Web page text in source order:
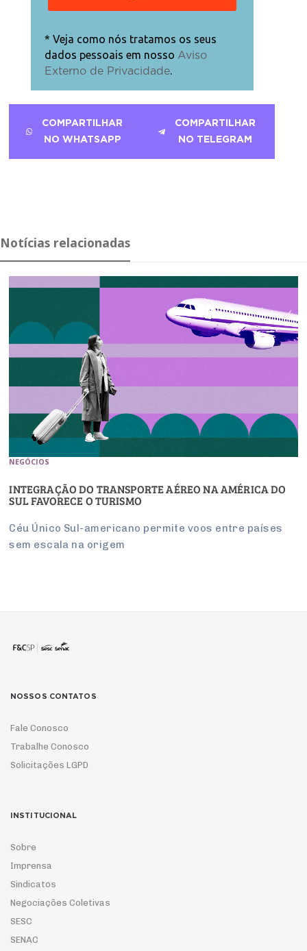
* Veja como nós tratamos os seus
dados pessoais em nosso Aviso
Externo de Privacidade.
COMPARTILHAR
NO WHATSAPP
COMPARTILHAR
NO TELEGRAM
Notícias relacionadas
NEGÓCIOS
INTEGRAÇÃO DO TRANSPORTE AÉREO NA AMÉRICA DO
SUL FAVORECE O TURISMO
Céu Único Sul-americano permite voos entre países
sem escala na origem
NOSSOS CONTATOS
Fale Conosco
Trabalhe Conosco
Solicitações LGPD
INSTITUCIONAL
Sobre
Imprensa
Sindicatos
Negociações Coletivas
SESC
SENAC